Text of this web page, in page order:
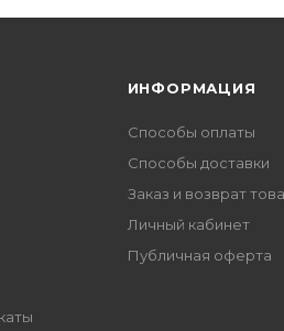
ИНФОРМАЦИЯ
Способы оплаты
Способы доставки
Заказ и возврат
Личный кабинет
Публичная оферта